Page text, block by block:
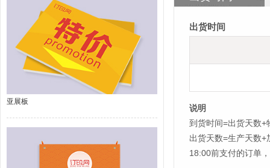
亚展板
出货时间
说明
到货时间=出货天数+
出货天数=生产天数
18:00前支付的订单